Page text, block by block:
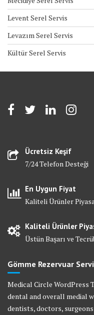
Levent Serel Servis
Levazım Serel Servis
Kültür Serel Servis
Ücretsiz Keşif
7/24 Telefon Desteği
En Uygun Fiyat
Kaliteli Ürünler
Kaliteli Ürünler
Üstün Başarı ve
Gömme Rezervuar
Medical Circle WordPress
dental and overall medial
dentists, doctors,